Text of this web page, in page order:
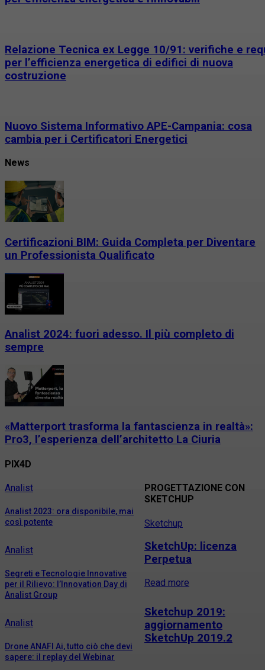
Relazione Tecnica ex Legge 10/91: verifiche e
per l’efficienza energetica di edifici di nuova
costruzione
Nuovo Sistema Informativo APE-Campania: cosa
cambia per i Certificatori Energetici
News
Certificazioni BIM: Guida Completa per Diventare
un Professionista Qualificato
Analist 2024: fuori adesso. Il più completo di
sempre
«Matterport trasforma la fantascienza in realtà»:
Pro3, l’esperienza dell’architetto La Ciuria
PIX4D
Analist
Analist 2023: ora disponibile, mai
così potente
Analist
Segreti e Tecnologie Innovative
per il Rilievo: l’Innovation Day di
Analist Group
Analist
Drone ANAFI Ai, tutto ciò che devi
sapere: il replay del Webinar
PROGETTAZIONE CON
SKETCHUP
Sketchup
SketchUp: licenza
Perpetua
Read more
Sketchup 2019:
aggiornamento
SketchUp 2019.2